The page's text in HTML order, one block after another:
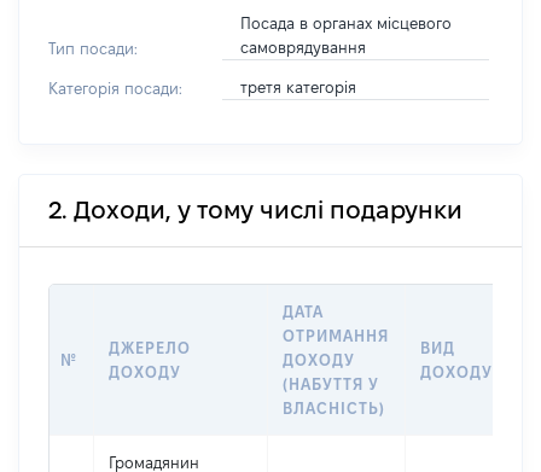
Тип посади:
Посада в органах місцевого
самоврядування
Категорія посади: третя категорія
2. Доходи, у тому числі подарунки
№
ДЖЕРЕЛО
ДОХОДУ
ДАТА
ОТРИМАННЯ
ДОХОДУ
(НАБУТТЯ У
ВЛАСНІСТЬ)
ВИД
ДОХОДУ
Громадянин